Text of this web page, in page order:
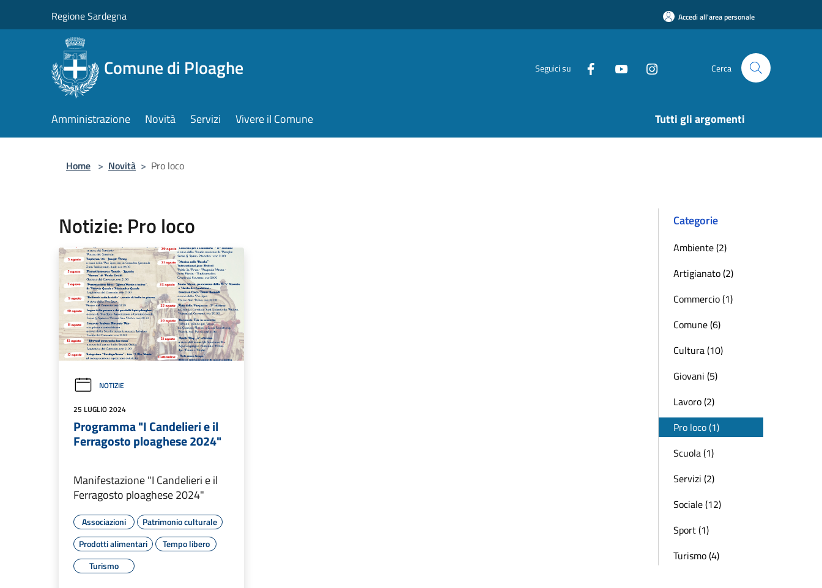
Regione Sardegna Accedi all'area personale
Comune di Ploaghe Seguici su Cerca
Amministrazione Novità Servizi Vivere il Comune Tutti gli argomenti
Home > Novità > Pro loco
Notizie: Pro loco
NOTIZIE
25 LUGLIO 2024
Programma "I Candelieri e il
Ferragosto ploaghese 2024"
Manifestazione "I Candelieri e il
Ferragosto ploaghese 2024"
Associazioni
Patrimonio culturale
Prodotti alimentari
Tempo libero
Turismo
Categorie
Ambiente (2)
Artigianato (2)
Commercio (1)
Comune (6)
Cultura (10)
Giovani (5)
Lavoro (2)
Pro loco (1)
Scuola (1)
Servizi (2)
Sociale (12)
Sport (1)
Turismo (4)